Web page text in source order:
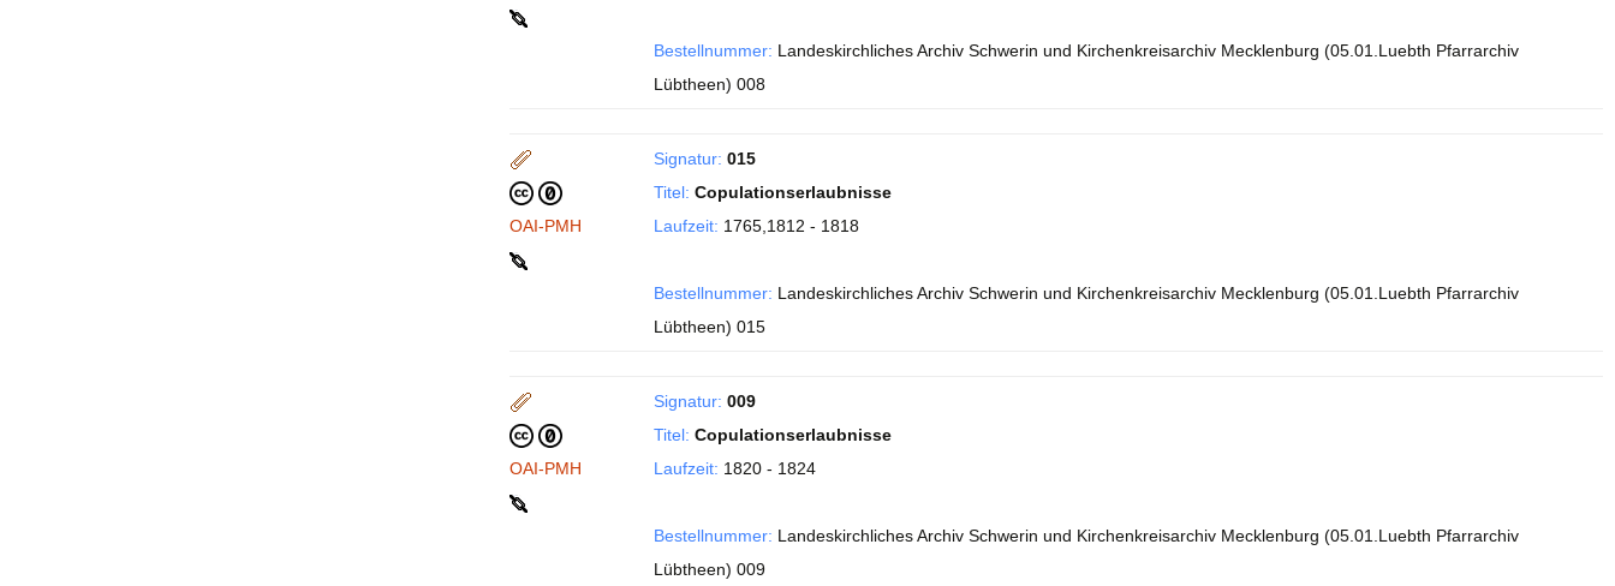
Bestellnummer: Landeskirchliches Archiv Schwerin und Kirchenkreisarchiv Mecklenburg (05.01.Luebth Pfarrarchiv
Lübtheen) 008
OAI-PMH
Signatur: 015
Titel: Copulationserlaubnisse
Laufzeit: 1765,1812 - 1818
Bestellnummer: Landeskirchliches Archiv Schwerin und Kirchenkreisarchiv Mecklenburg (05.01.Luebth Pfarrarchiv
Lübtheen) 015
OAI-PMH
Signatur: 009
Titel: Copulationserlaubnisse
Laufzeit: 1820 - 1824
Bestellnummer: Landeskirchliches Archiv Schwerin und Kirchenkreisarchiv Mecklenburg (05.01.Luebth Pfarrarchiv
Lübtheen) 009